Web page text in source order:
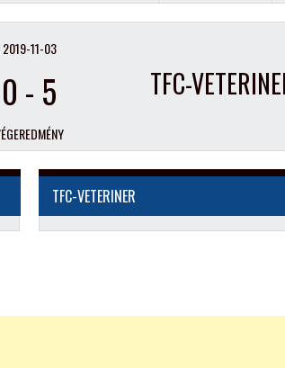
TFC-
2019-11-03
0 - 5
TFC-VETERINER